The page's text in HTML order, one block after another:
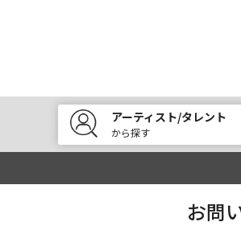
アーティスト/タレント
から探す
お問